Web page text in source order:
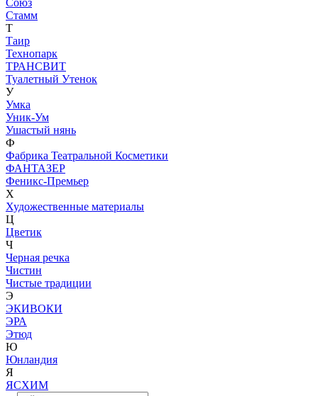
Союз
Стамм
Т
Таир
Технопарк
ТРАНСВИТ
Туалетный Утенок
У
Умка
Уник-Ум
Ушастый нянь
Ф
Фабрика Театральной Косметики
ФАНТАЗЕР
Феникс-Премьер
Х
Художественные материалы
Ц
Цветик
Ч
Черная речка
Чистин
Чистые традиции
Э
ЭКИВОКИ
ЭРА
Этюд
Ю
Юнландия
Я
ЯСХИМ